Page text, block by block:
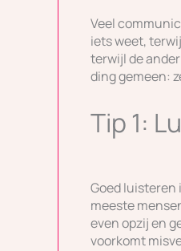
Veel
iets weet,
terwijl de
ding gemeen:
Tip 1:
Goed luisteren
meeste
even opzij en
voorkomt